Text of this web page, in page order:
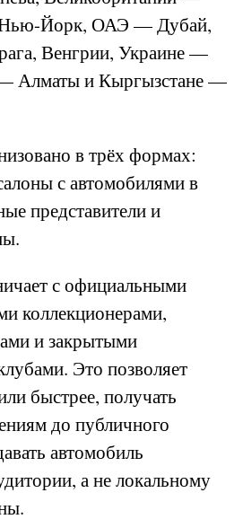
Йорк, ОАЭ — Дубай,
Венгрии, Украине —
— Алматы и Кыргызстане —
в трёх формах:
с автомобилями в
представители и
с официальными
коллекционерами,
и закрытыми
Это позволяет
быстрее, получать
до публичного
автомобиль
а не локальному